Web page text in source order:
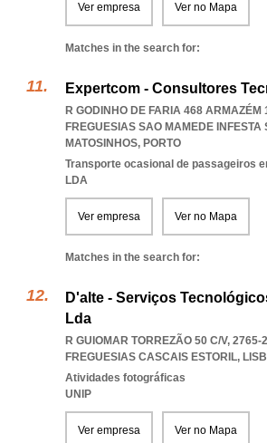
Ver empresa Ver no Mapa
Matches in the search for:
Expertcom - Consultores
R GODINHO DE FARIA 468 ARMAZÉM
FREGUESIAS SAO MAMEDE
MATOSINHOS, PORTO
Transporte ocasional de passageiros
LDA
Ver empresa Ver no Mapa
Matches in the search for:
D'alte - Serviços
Lda
R GUIOMAR TORREZÃO 50 C/V, 2765-
FREGUESIAS CASCAIS ESTORIL,
Atividades fotográficas
UNIP
Ver empresa Ver no Mapa